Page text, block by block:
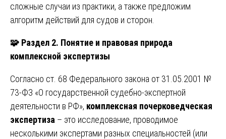
сложные случаи из практики, а также предложим
алгоритм действий для судов и сторон.
🧩 Раздел 2. Понятие и правовая природа
комплексной экспертизы
Согласно ст. 68 Федерального закона от 31.05.2001 №
73-ФЗ «О государственной судебно-экспертной
деятельности в РФ», комплексная почерковедческая
экспертиза – это исследование, проводимое
несколькими экспертами разных специальностей (или